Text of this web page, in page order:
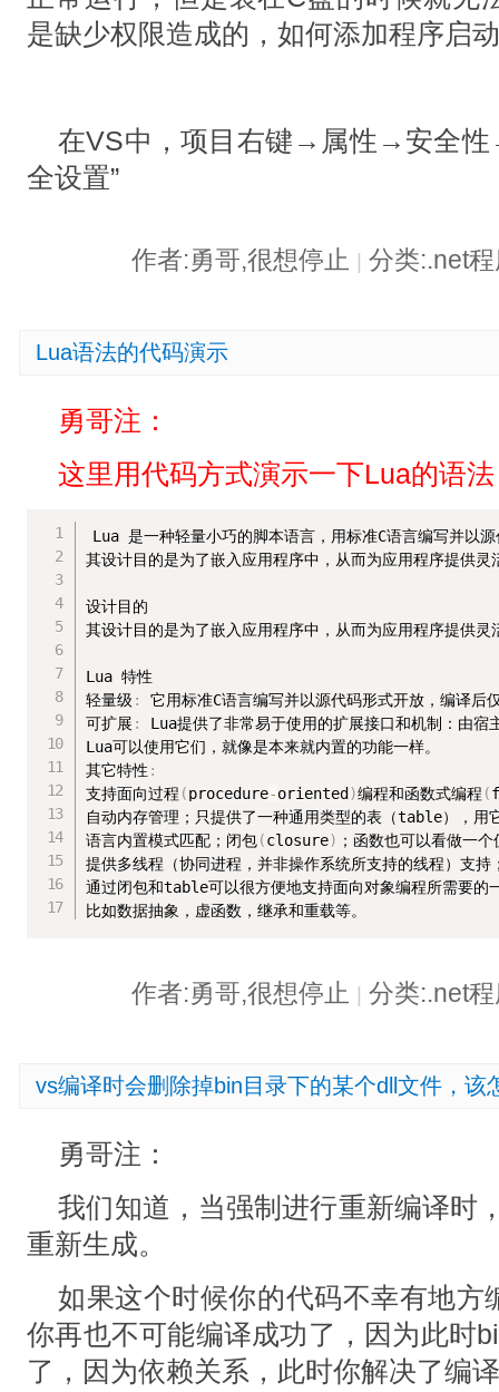
是缺少权限造成的，如何添加程序启
在VS中，项目右键→属性→安全性
全设置”
作者:勇哥,很想停止 分类:.net
Lua语法的代码演示
勇哥注：
这里用代码方式演示一下Lua的语
Lua 是一种轻量小巧的脚本语言，用标准C语言编写并以
其设计目的是为了嵌入应用程序中，从而为应用程序提供灵
设计目的
其设计目的是为了嵌入应用程序中，从而为应用程序提供灵
Lua 特性
轻量级 :
它用标准C语言编写并以源代码形式开放，编译后
可扩展 :
Lua提供了非常易于使用的扩展接口和机制：由宿
Lua可以使用它们，就像是本来就内置的功能一样。
其它特性 :
支持面向过程 (procedure-oriented )编程和函数式编程 (
自动内存管理；只提供了一种通用类型的表（table），用
语言内置模式匹配；闭包(closure) ；函数也可以看做一个
提供多线程（协同进程，并非操作系统所支持的线程）支持
通过闭包和table可以很方便地支持面向对象编程所需要的
比如数据抽象，虚函数，继承和重载等。
作者:勇哥,很想停止 | 分类:.net
vs编译时会删除掉bin目录下的某个dll文件，该
勇哥注：
我们知道，当强制进行重新编译时
重新生成。
如果这个时候你的代码不幸有地方
你再也不可能编译成功了，因为此时
了，因为依赖关系，此时你解决了编